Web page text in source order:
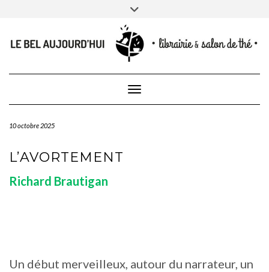
CONTACTEZ-NOUS
Toggle
Toggle Navigation
10 octobre 2025
L’AVORTEMENT
Richard Brautigan
Un début merveilleux, autour du narrateur, un